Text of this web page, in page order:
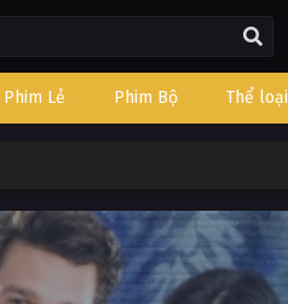
Phim Lẻ Phim Bộ Thể loại